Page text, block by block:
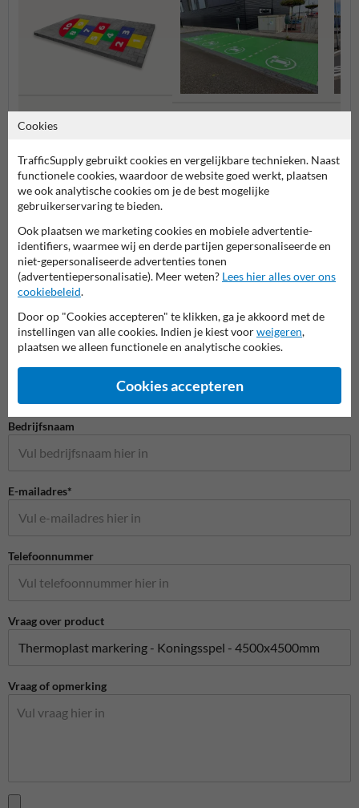
Wegmarkering en belijning
Stel je vraag aan Wegmarkering.nl
Bedrijfsnaam
E-mailadres*
Telefoonnummer
Vraag over product
Vraag of opmerking
Cookies
TrafficSupply gebruikt cookies en vergelijkbare technieken. Naast
functionele cookies, waardoor de website goed werkt, plaatsen
we ook analytische cookies om je de best mogelijke
gebruikerservaring te bieden.
Ook plaatsen we marketing cookies en mobiele advertentie-
identifiers, waarmee wij en derde partijen gepersonaliseerde en
niet-gepersonaliseerde advertenties tonen
(advertentiepersonalisatie). Meer weten? Lees hier alles over ons
cookiebeleid.
Door op "Cookies accepteren" te klikken, ga je akkoord met de
instellingen van alle cookies. Indien je kiest voorweigeren,
plaatsen we alleen functionele en analytische cookies.
Cookies accepteren